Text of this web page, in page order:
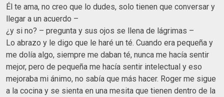
Él te ama, no creo que lo dudes, solo tienen que conversar y
llegar a un acuerdo –
¿y si no? – pregunta y sus ojos se llena de lágrimas –
Lo abrazo y le digo que le haré un té. Cuando era pequeña y
me dolía algo, siempre me daban té, nunca me hacía sentir
mejor, pero de pequeña me hacía sentir intelectual y eso
mejoraba mi ánimo, no sabía que más hacer. Roger me sigue
a la cocina y se sienta en una mesita que tienen dentro de la